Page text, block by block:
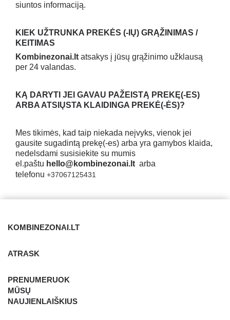
siuntos informaciją.
KIEK UŽTRUNKA PREKĖS (-IŲ) GRĄŽINIMAS /
KEITIMAS
Kombinezonai.lt atsakys į jūsų grąžinimo užklausą
per 24 valandas.
KĄ DARYTI JEI GAVAU PAŽEISTĄ PREKĘ(-ES)
ARBA ATSIŲSTA KLAIDINGA PREKĖ(-ĖS)?
Mes tikimės, kad taip niekada neįvyks, vienok jei
gausite sugadintą prekę(-es) arba yra gamybos klaida,
nedelsdami susisiekite su mumis
el.paštu hello@kombinezonai.lt arba
telefonu +37067125431
KOMBINEZONAI.LT
ATRASK
PRENUMERUOK
MŪSŲ
NAUJIENLAIŠKIUS